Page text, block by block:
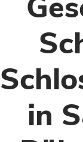
in